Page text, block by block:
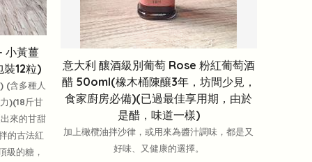
小黃薑
12粒)
(含多種人
)(18斤甘
來的甘甜
的古法紅
級的糖，
意大利 釀酒級別葡萄 Rose 粉紅葡萄酒
醋 50oml(橡木桶陳釀3年，坊間少見，
食家廚房必備)(已過最佳享用期，由於
是醋，味道一樣)
加上橄欖油拌沙律，或用來為醬汁調味，都是又
好味、又健康的選擇。